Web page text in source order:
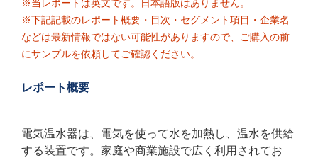
※当レポートは英文です。日本語版はありません。
※下記記載のレポート概要・目次・セグメント項目・企業名
などは最新情報ではない可能性がありますので、ご購入の前
にサンプルを依頼してご確認ください。
レポート概要
電気温水器は、電気を使って水を加熱し、温水を供給
する装置です。家庭や商業施設で広く利用されてお